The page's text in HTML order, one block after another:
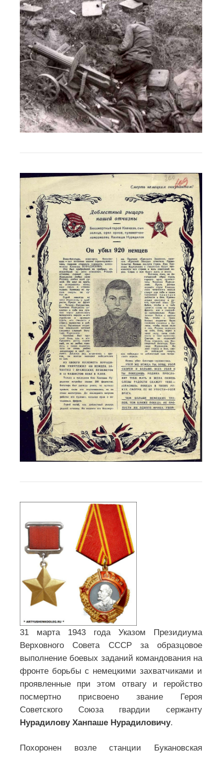
31 марта 1943 года Указом Президиума
Верховного Совета СССР за образцовое
выполнение боевых заданий командования на
фронте борьбы с немецкими захватчиками и
проявленные при этом отвагу и геройство
посмертно присвоено звание Героя
Советского Союза гвардии сержанту
Нурадилову Ханпаше Нурадиловичу.
Похоронен возле станции Букановская